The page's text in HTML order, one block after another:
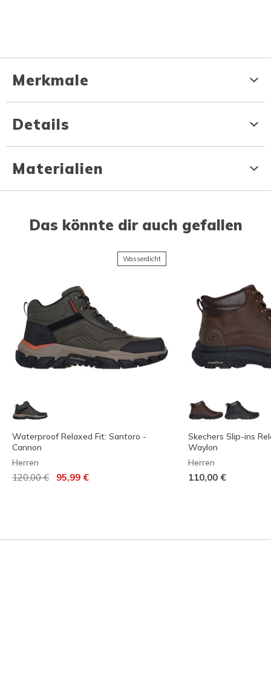
Merkmale
Details
Materialien
Das könnte dir auch gefallen
Wasserdicht
Waterproof Relaxed Fit: Santoro -
Cannon
Herren
Reduziert von
120,00 € auf
95,99 €
Skechers Slip-ins
Waylon
Herren
110,00 €